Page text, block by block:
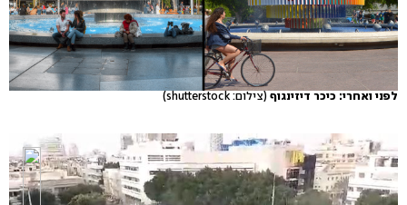
לפני ואחרי: כיכר דיזינגוף (צילום: shutterstock)